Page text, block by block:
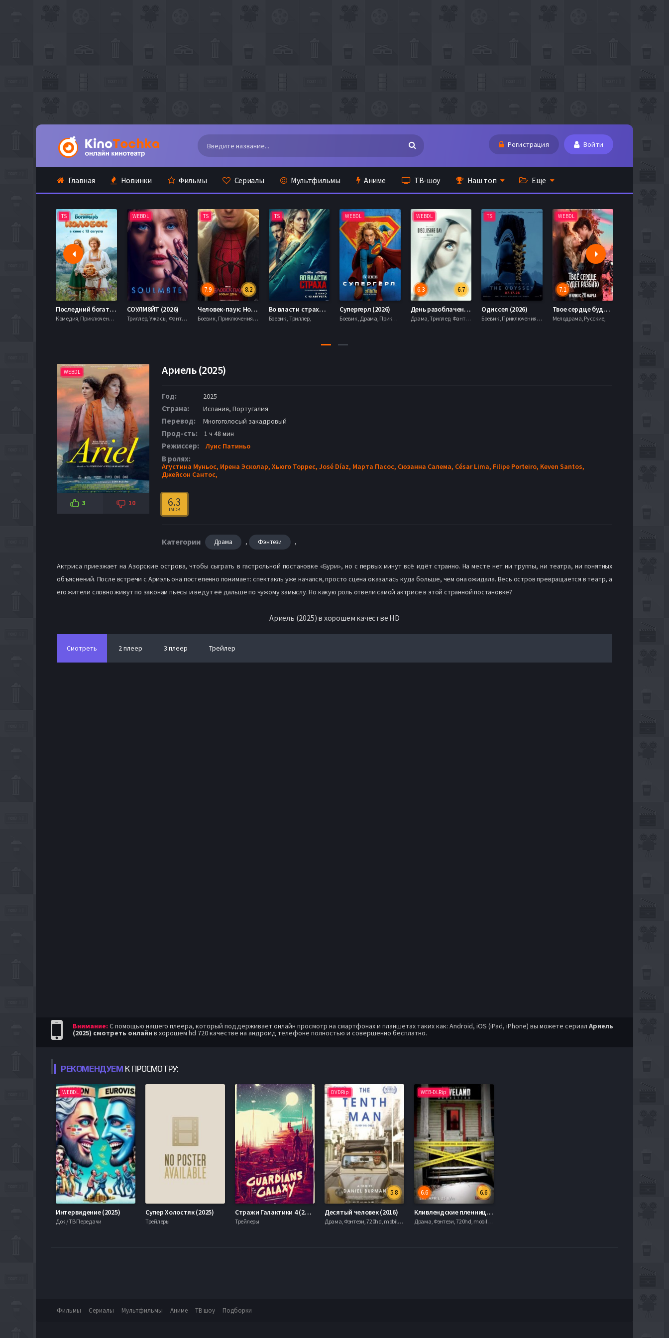
Регистрация Войти
Главная Новинки Фильмы Сериалы Мультфильмы Аниме ТВ-шоу Наш топ Еще
TS
Последний богатырь. Колобок (2026)
Комедия, Приключения, Фэнтези,
WEBDL
СОУЛМ8ЙТ (2026)
Триллер, Ужасы, Фантастика,
TS
8.2
7.9
Человек-паук: Новый день (2026)
Боевик , Приключения, Фантастика, Фэнтези,
TS
Во власти страха (2026)
Боевик , Триллер,
WEBDL
Супергерл (2026)
Боевик , Драма, Приключения, Фантастика,
WEBDL
6.7
6.3
День разоблачения (2026)
Драма, Триллер, Фантастика,
TS
Одиссея (2026)
Боевик , Приключения, Фэнтези,
WEBDL
7.1
Твое сердце будет разбито (2026)
Мелодрама, Русские,
WEBDL
3 10
Ариель (2025)
Год: 2025
Страна: Испания, Португалия
Перевод: Многоголосый закадровый
Прод-сть: 1 ч 48 мин
Режиссер: Луис Патиньо
В ролях:
Агустина Муньос, Ирена Эсколар, Хьюго Торрес, José Díaz, Марта Пасос, Сюзанна Салема, César Lima, Filipe Porteiro, Keven Santos,
Джейсон Сантос,
6.3
IMDB
Категории Драма , Фэнтези ,
Актриса приезжает на Азорские острова, чтобы сыграть в гастрольной постановке «Бури», но с первых минут всё идёт странно. На месте нет ни труппы, ни театра, ни понятных
объяснений. После встречи с Ариэль она постепенно понимает: спектакль уже начался, просто сцена оказалась куда больше, чем она ожидала. Весь остров превращается в театр, а
его жители словно живут по законам пьесы и ведут её дальше по чужому замыслу. Но какую роль отвели самой актрисе в этой странной постановке?
Ариель (2025) в хорошем качестве HD
Смотреть 2 плеер 3 плеер Трейлер
Внимание: С помощью нашего плеера, который поддерживает онлайн просмотр на смартфонах и планшетах таких как: Android, iOS (iPad, iPhone) вы можете сериал Ариель
(2025) смотреть онлайн в хорошем hd 720 качестве на андроид телефоне полностью и совершенно бесплатно.
РЕКОМЕНДУЕМ К ПРОСМОТРУ:
WEBDL
Интервидение (2025)
Док / ТВ Передачи
Супер Холостяк (2025)
Трейлеры
Стражи Галактики 4 (2025)
Трейлеры
DVDRip
5.8
Десятый человек (2016)
Драма, Фэнтези, 720hd, mobilen,
WEB-DLRip
6.6
6.6
Кливлендские пленницы (2015)
Драма, Фэнтези, 720hd, mobilen,
Фильмы Сериалы Мультфильмы Аниме ТВ шоу Подборки